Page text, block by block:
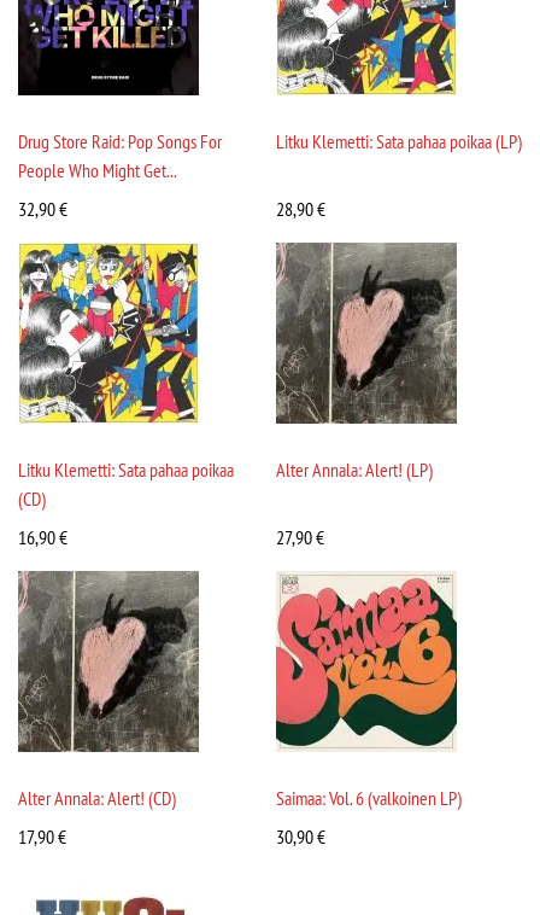
Drug Store Raid: Pop Songs For
People Who Might Get...
32,90€
Litku Klemetti: Sata pahaa poikaa (LP)
28,90€
Litku Klemetti: Sata pahaa poikaa
(CD)
16,90€
Alter Annala: Alert! (LP)
27,90€
Alter Annala: Alert! (CD)
17,90€
Saimaa: Vol. 6 (valkoinen LP)
30,90€